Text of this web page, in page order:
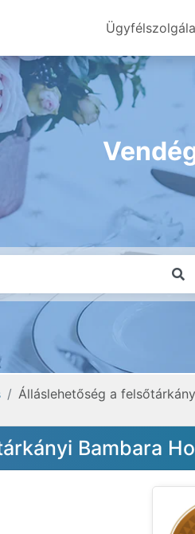
Álláslehetőség a
Bambara